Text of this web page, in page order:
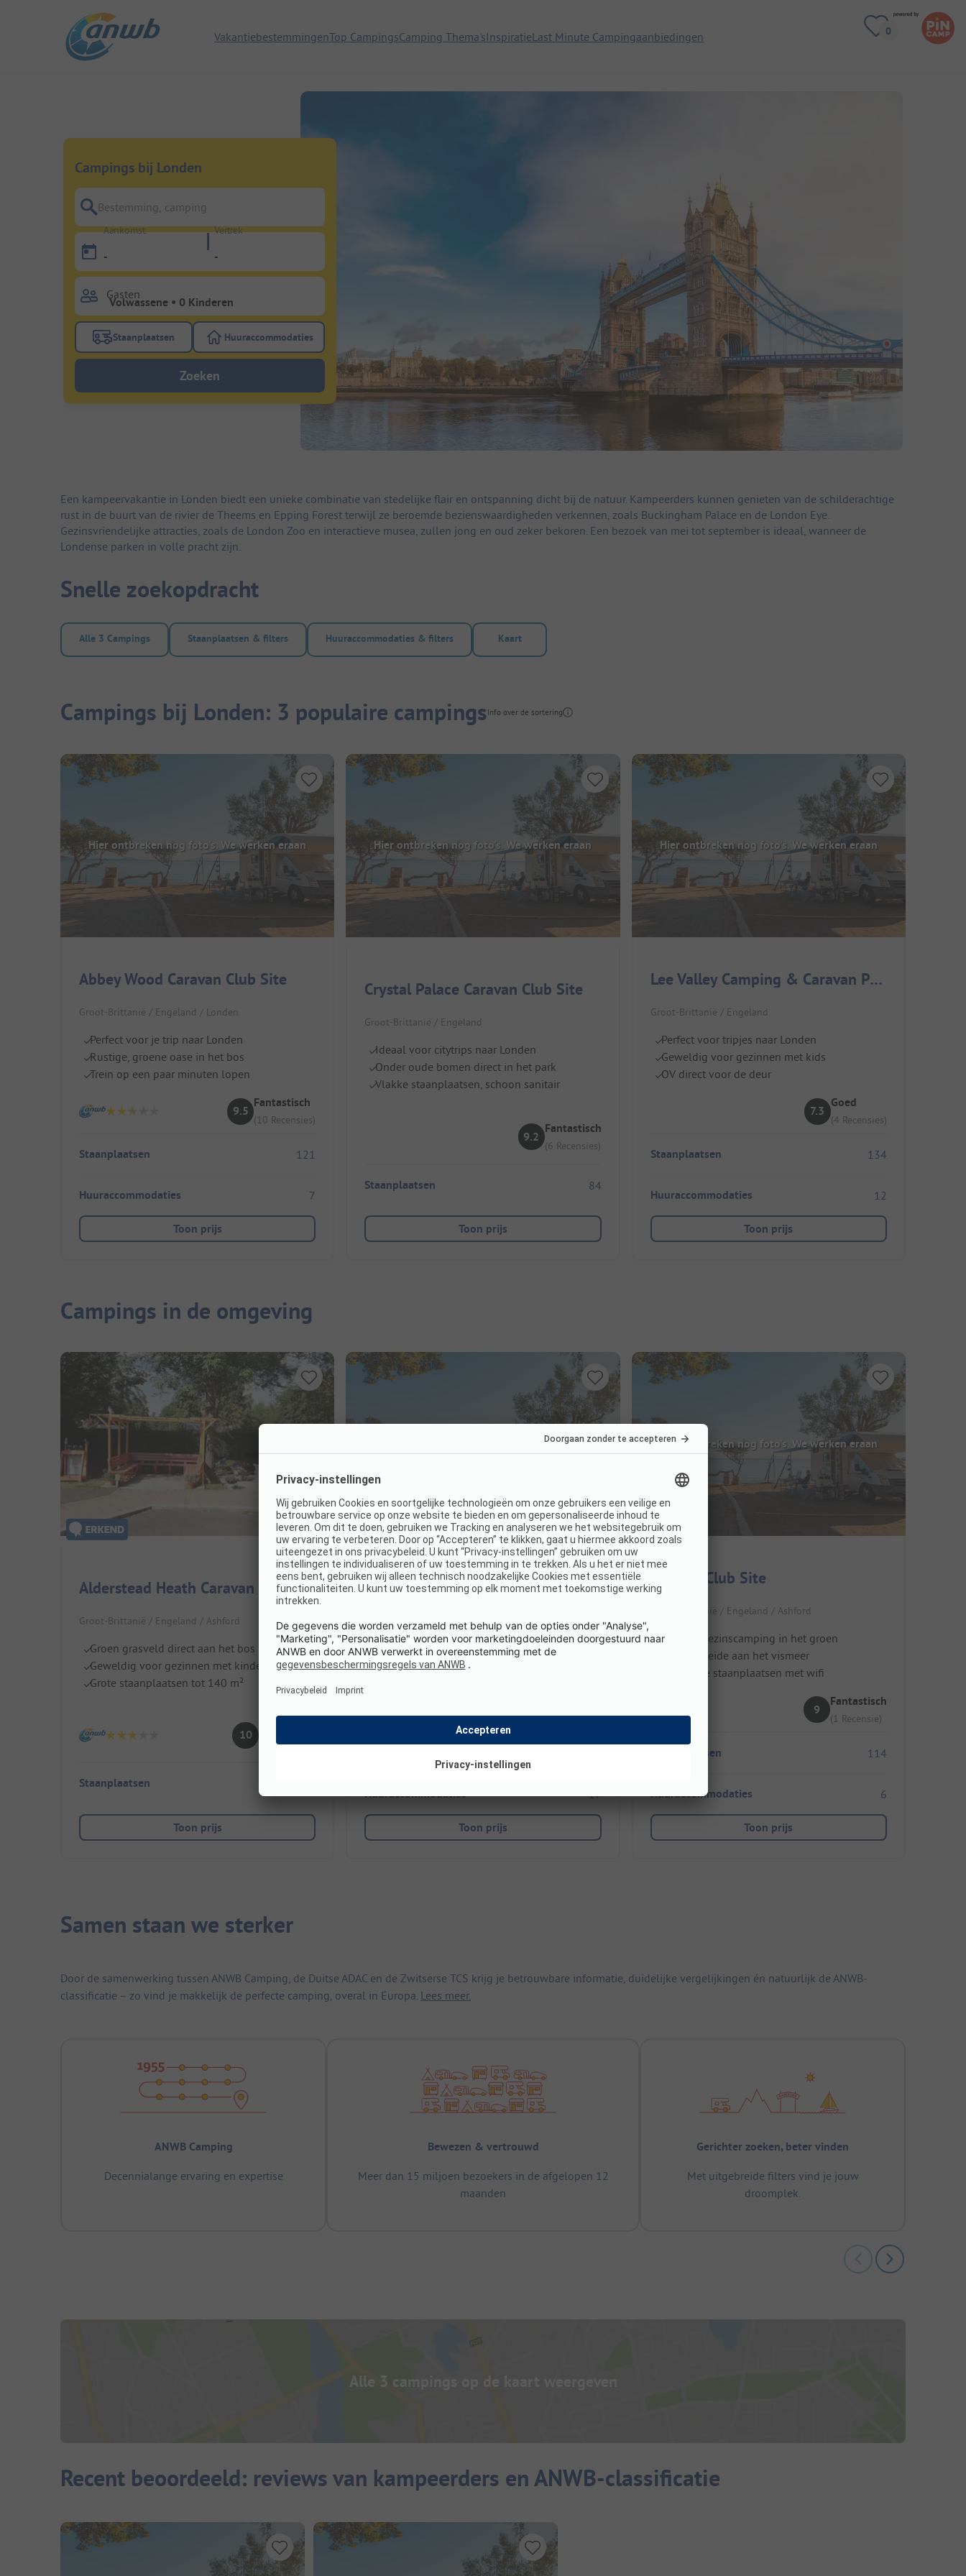
VakantiebestemmingenTop CampingsCamping Thema'sInspiratieLast Minute Campingaanbiedingen
Campings bij Londen
Bestemming, camping
Aankomst
-
Vertrek
-
Gasten
Gebruik de filterknop staanplaatsen om te zoeken naar staanplaatsen
Staanplaatsen Gebruik de filterknop huuraccommodaties om te zoeken naar huuraccommodaties
Huuraccommodaties
Zoeken
Een kampeervakantie in Londen biedt een unieke combinatie van stedelijke flair en ontspanning dicht bij de natuur. Kampeerders kunnen genieten van de schilderachtige
rust in de buurt van de rivier de Theems en Epping Forest terwijl ze beroemde bezienswaardigheden verkennen, zoals Buckingham Palace en de London Eye.
Gezinsvriendelijke attracties, zoals de London Zoo en interactieve musea, zullen jong en oud zeker bekoren. Een bezoek van mei tot september is ideaal, wanneer de
Londense parken in volle pracht zijn.
Snelle zoekopdracht
Alle 3 Campings Staanplaatsen & filters Huuraccommodaties & filters Kaart
Campings bij Londen: 3 populaire campingsInfo over de sortering
Hier ontbreken nog foto's. We werken eraan
Abbey Wood Caravan Club Site
Groot-Brittanië / Engeland / Londen
Perfect voor je trip naar Londen
Rustige, groene oase in het bos
Trein op een paar minuten lopen
9.5
Fantastisch
(10 Recensies)
Staanplaatsen 121
Huuraccommodaties 7
Toon prijs
Hier ontbreken nog foto's. We werken eraan
Crystal Palace Caravan Club Site
Groot-Brittanië / Engeland
Ideaal voor citytrips naar Londen
Onder oude bomen direct in het park
Vlakke staanplaatsen, schoon sanitair
9.2
Fantastisch
(6 Recensies)
Staanplaatsen 84
Toon prijs
Hier ontbreken nog foto's. We werken eraan
Lee Valley Camping & Caravan Park
Groot-Brittanië / Engeland
Perfect voor tripjes naar Londen
Geweldig voor gezinnen met kids
OV direct voor de deur
7.3
Goed
(4 Recensies)
Staanplaatsen 134
Huuraccommodaties 12
Toon prijs
Campings in de omgeving
Alderstead Heath Caravan Club Site
Groot-Brittanië / Engeland / Ashford
Groen grasveld direct aan het bos
Geweldig voor gezinnen met kinderen
Grote staanplaatsen tot 140 m²
10
(3 Recensies)
Staanplaatsen
Toon prijs
Hier ontbreken nog foto's. We werken eraan
Lee Valley Campsite
Ideaal voor stedentrips Londen
Bushalte direct bij de camping
Honden van harte welkom
(1 Recensie)
Huuraccommodaties 17
Toon prijs
Hier ontbreken nog foto's. We werken eraan
Horsley Club Site
Groot-Brittanië / Engeland / Ashford
Rustige gezinscamping in het groen
Groene weide aan het vismeer
Verzorgde staanplaatsen met wifi
9
Fantastisch
(1 Recensie)
Staanplaatsen 114
Huuraccommodaties 6
Toon prijs
Samen staan we sterker
Door de samenwerking tussen ANWB Camping, de Duitse ADAC en de Zwitserse TCS krijg je betrouwbare informatie, duidelijke vergelijkingen én natuurlijk de ANWB-
classificatie – zo vind je makkelijk de perfecte camping, overal in Europa. Lees meer.
ANWB Camping
Decennialange ervaring en expertise
Bewezen & vertrouwd
Meer dan 15 miljoen bezoekers in de afgelopen 12
maanden
Gerichter zoeken, beter vinden
Met uitgebreide filters vind je jouw
droomplek.
Alle 3 campings op de kaart weergeven
Recent beoordeeld: reviews van kampeerders en ANWB-classificatie